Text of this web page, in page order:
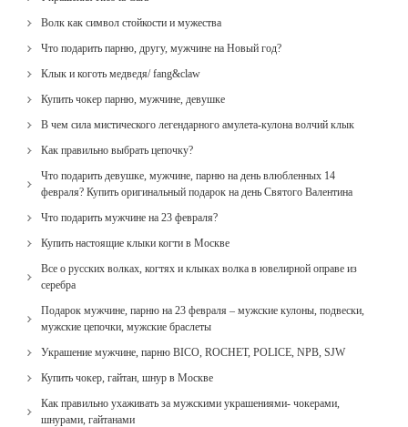
Волк как символ стойкости и мужества
Что подарить парню, другу, мужчине на Новый год?
Клык и коготь медведя/ fang&claw
Купить чокер парню, мужчине, девушке
В чем сила мистического легендарного амулета-кулона волчий клык
Как правильно выбрать цепочку?
Что подарить девушке, мужчине, парню на день влюбленных 14
февраля? Купить оригинальный подарок на день Святого Валентина
Что подарить мужчине на 23 февраля?
Купить настоящие клыки когти в Москве
Все о русских волках, когтях и клыках волка в ювелирной оправе из
серебра
Подарок мужчине, парню на 23 февраля – мужские кулоны, подвески,
мужские цепочки, мужские браслеты
Украшение мужчине, парню BICO, ROCHET, POLICE, NPB, SJW
Купить чокер, гайтан, шнур в Москве
Как правильно ухаживать за мужскими украшениями- чокерами,
шнурами, гайтанами